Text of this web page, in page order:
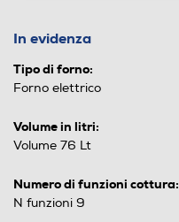
In evidenza
Tipo di forno:
Forno elettrico
Volume in litri:
Volume 76 Lt
Numero di funzioni cottura:
N funzioni 9